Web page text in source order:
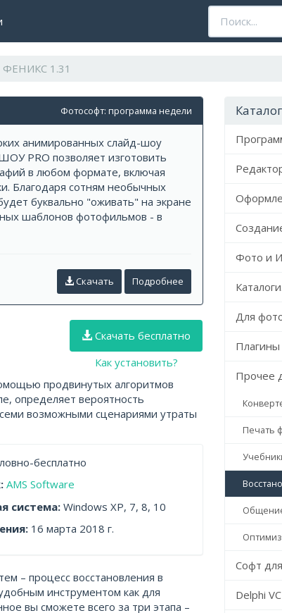
Поисковый
запрос
ФЕНИКС 1.31
Фотософт: программа недели
анимированных слайд-шоу
PRO позволяет изготовить
в любом формате, включая
Благодаря сотням необычных
буквально "оживать" на экране
шаблонов фотофильмов - в
Скачать Подробнее
Скачать бесплатно
Как установить?
продвинутых алгоритмов
определяет вероятность
возможными сценариями утраты
бесплатно
AMS Software
система:Windows XP, 7, 8, 10
16 марта 2018 г.
– процесс восстановления в
инструментом как для
вы сможете всего за три этапа –
Фото и
Для
Прочее
Печать
Софт
Delphi